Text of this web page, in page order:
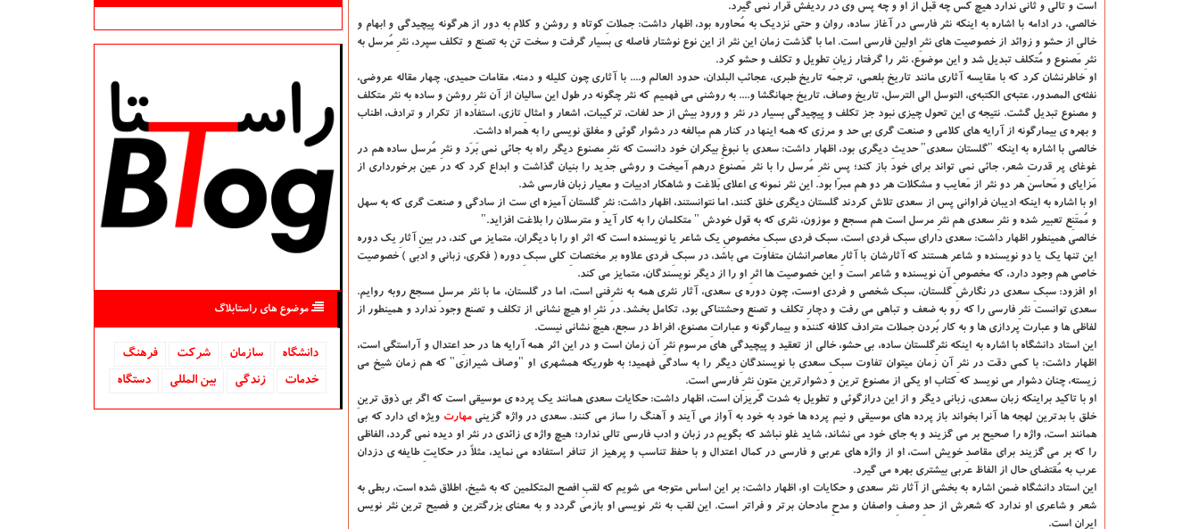
است و تالی و ثانی ندارد هیچ کس چه قبل از او و چه پس وی در ردیفش قرار نمی گیرد.
خالصی، در ادامه با اشاره به اینکه نثر فارسی در آغاز ساده، روان و حتی نزدیک به مُحاوره بود، اظهار داشت: جملاتِ کوتاه و روشن و کلام به دور از هرگونه پیچیدگی و ابهام و
خالی از حشو و زوائد از خصوصیت های نثرِ اولین فارسی است. اما با گذشت زمان این نثر از این نوع نوشتار فاصله ی بسیار گرفت و سخت تن به تصنع و تکلف سپرد، نثرِ مُرسل به
نثرِ مَصنوع و مُتکلف تبدیل شد و این موضوع، نثر را گرفتار زیانِ تطویل و تکلف و حشو کرد.
او خاطرنشان کرد که با مقایسه آثاری مانند تاریخ بلعمی، ترجمه تاریخ طبری، عجائب البلدان، حدود العالم و.... با آثاری چون کلیله و دمنه، مقامات حمیدی، چهار مقاله عروضی،
نفثه‌ی المصدور، عتبه‌ی الکتبه‌ی، التوسل الی الترسل، تاریخ وصاف، تاریخ جهانگشا و.... به روشنی می فهمیم که نثر چگونه در طول این سالیان از آن نثرِ روشن و ساده به نثر متکلف
و مصنوع تبدیل گشت. نتیجه ی این تحول چیزی نبود جز تکلف و پیچیدگی بسیار در نثر و ورود بیش از حد لغات، ترکیبات، اشعار و امثالِ تازی، استفاده از تکرار و ترادف، اطناب
و بهره ی بیمارگونه از آرایه های کلامی و صنعت گری بی حد و مرزی که همه اینها در کنار هم مبالغه در دشوار گوئی و مغلق نویسی را به همراه داشت.
خالصی با اشاره به اینکه "گلستان سعدی" حدیثِ دیگری بود، اظهار داشت: سعدی با نبوغِ بیکران خود دانست که نثرِ مصنوع دیگر راه به جائی نمی بَرَد و نثرِ مُرسل ساده هم در
غوغای پر قدرتِ شعر، جائی نمی تواند برای خود باز کند؛ پس نثرِ مُرسل را با نثر مَصنوع درهم آمیخت و روشی جدید را بنیان گذاشت و ابداع کرد که در عین برخورداری از
مَزایای و مَحاسن هر دو نثر از مَعایب و مشکلات هر دو هم مبرّا بود. این نثر نمونه ی اعلای بَلاغت و شاهکار ادبیات و معیار زبان فارسی شد.
او با اشاره به اینکه ادیبان فراوانی پس از سعدی تلاش کردند گلستان دیگری خلق کنند، اما نتوانستند، اظهار داشت: نثرِ گلستان آمیزه ای ست از سادگی و صنعت گری که به سهل
و مُمتَنِع تعبیر شده و نثرِ سعدی هم نثرِ مرسل است هم مسجع و موزون، نثری که به قول خودش " متکلمان را به کار آید و مترسلان را بلاغت افزاید."
خالصی همینطور اظهار داشت: سعدی دارای سبک فردی است، سبک فردی سبکِ مخصوصِ یک شاعر یا نویسنده است که اثر او را با دیگران، متمایز می کند، در بینِ آثارِ یک دوره
این تنها یک یا دو نویسنده و شاعر هستند که آثارشان با آثارِ معاصرانشان متفاوت می باشد، در سبکِ فردی علاوه بر مختصاتِ کلی سبکِ دوره ( فکری، زبانی و ادبی ) خصوصیت
خاصی هم وجود دارد، که مخصوصِ آن نویسنده و شاعر است و این خصوصیت ها اثرِ او را از دیگر نویسندگان، متمایز می کند.
او افزود: سبکِ سعدی در نگارشِ گلستان، سبک شخصی و فردی اوست، چون دوره ی سعدی، آثار نثری همه به نثرِفنی است، اما در گلستان، ما با نثر مرسلِ مسجع روبه روایم.
سعدی توانست نثرِ فارسی را که رو به ضعف و تباهی می رفت و دچارِ تکلف و تصنع وحشتناکی بود، تکامل بخشد. در نثرِ او هیچ نشانی از تکلف و تصنع وجود ندارد و همینطور از
لفاظی ها و عبارت پردازی ها و به کار بُردن جملات مترادف کلافه کننده و بیمارگونه و عباراتِ مصنوع، افراط در سجع، هیچ نشانی نیست.
این استاد دانشگاه با اشاره به اینکه نثرِگلستان ساده، بی حشو، خالی از تعقید و پیچیدگی های مرسوم نثرِ آن زمان است و در این اثر همه آرایه ها در حدِ اعتدال و آراستگی است،
اظهار داشت: با کمی دقت در نثرِ آن زمان میتوان تفاوت سبکِ سعدی با نویسندگانِ دیگر را به سادگی فهمید؛ به طوریکه همشهری او "وصاف شیرازی" که هم زمان شیخ می
زیسته، چنان دشوار می نویسد که کتاب او یکی از مصنوع ترین و دشوارترین متونِ نثرِ فارسی است.
او با تاکید براینکه زبان سعدی، زبانی دیگر و از این درازگوئی و تطویل به شدت گریزان است، اظهار داشت: حکایات سعدی همانند یک پرده ی موسیقی است که اگر بی ذوق ترینِ
خلق با بدترین لهجه ها آنرا بخواند باز پرده های موسیقی و نیم پرده ها خود به خود به آواز می آیند و آهنگ را ساز می کنند. سعدی در واژه گزینیمهارت ویژه ای دارد که بی
همانند است، واژه را صحیح بر می گزیند و به جای خود می نشاند، شاید غلو نباشد که بگویم در زبان و ادب فارسی تالی ندارد؛ هیچ واژه ی زائدی در نثر او دیده نمی گردد، الفاظی
را که بر می گزیند برای مقاصدِ خویش است، او از واژه های عربی و فارسی در کمال اعتدال و با حفظ تناسب و پرهیز از تنافر استفاده می نماید، مثلاً در حکایتِ طایفه ی دزدان
عرب به مُقتضای حال از الفاظ عربی بیشتری بهره می گیرد.
این استاد دانشگاه ضمن اشاره به بخشی از آثار نثر سعدی و حکایات او، اظهار داشت: بر این اساس متوجه می شویم که لقبِ افصح المتکلمین که به شیخ، اطلاق شده است، ربطی به
شعر و شاعری او ندارد که شعرش از حدِ وصفِ واصفان و مدحِ مادحان برتر و فراتر است. این لقب به نثر نویسی او بازمی گردد و به معنای بزرگترین و فصیح ترین نثر نویس
ایران است.
موضوع های راستابلاگ
دانشگاه‌ سازمان شركت
فرهنگ
خدمات
زندگی بین المللی دستگاه